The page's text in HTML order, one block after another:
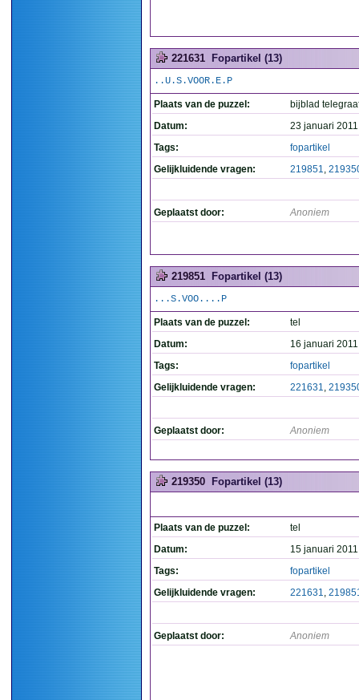
221631 Fopartikel (13)
..U.S.VOOR.E.P
Plaats van de puzzel:
bijblad
Datum:
23 januari
Tags:
fopartikel
Gelijkluidende vragen:
219851,
Geplaatst door: Anoniem
219851 Fopartikel (13)
...S.VOO....P
Plaats van de puzzel:
tel
Datum:
16 januari
Tags:
fopartikel
Gelijkluidende vragen:
221631,
Geplaatst door: Anoniem
219350 Fopartikel (13)
Plaats van de puzzel:
tel
Datum:
15 januari
Tags:
fopartikel
Gelijkluidende vragen:
221631,
Geplaatst door: Anoniem